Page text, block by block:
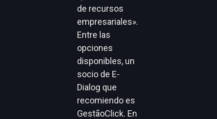
de recursos
empresariales».
Entre las
opciones
disponibles, un
socio de E-
Dialog que
recomiendo es
GestãoClick. En